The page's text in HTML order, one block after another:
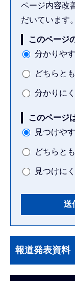
ページ内容改
だいています。
このページ
分かりや
どちらと
分かりに
このページ
見つけや
どちらと
見つけに
文
こ
サ
ブ
報道発表資料